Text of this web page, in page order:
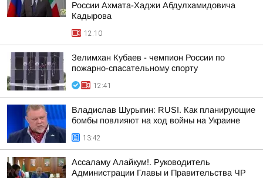
России Ахмата-Хаджи Абдулхамидовича
Кадырова
12:10
Зелимхан Кубаев - чемпион России по
пожарно-спасательному спорту
12:41
Владислав Шурыгин: RUSI. Как планирующие
бомбы повлияют на ход войны на Украине
13:42
Ассаламу Алайкум!. Руководитель
Администрации Главы и Правительства ЧР